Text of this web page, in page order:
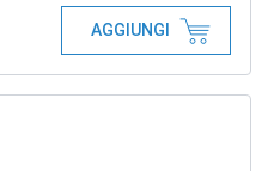
AGGIUNGI